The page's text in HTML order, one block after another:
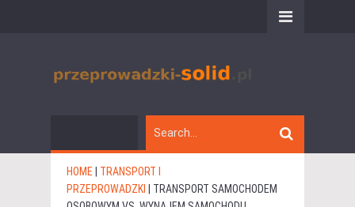
HOME
TRANSPORT I
PRZEPROWADZKI
TRANSPORT SAMOCHODEM